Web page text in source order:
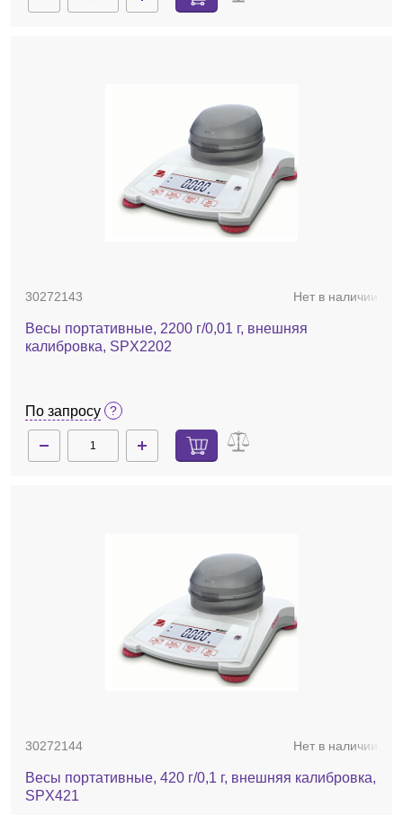
30272143 Нет в наличии
Весы портативные, 2200 г/0,01 г, внешняя
калибровка, SPX2202
По запросу
30272144 Нет в наличии
Весы портативные, 420 г/0,1 г, внешняя калибровка,
SPX421